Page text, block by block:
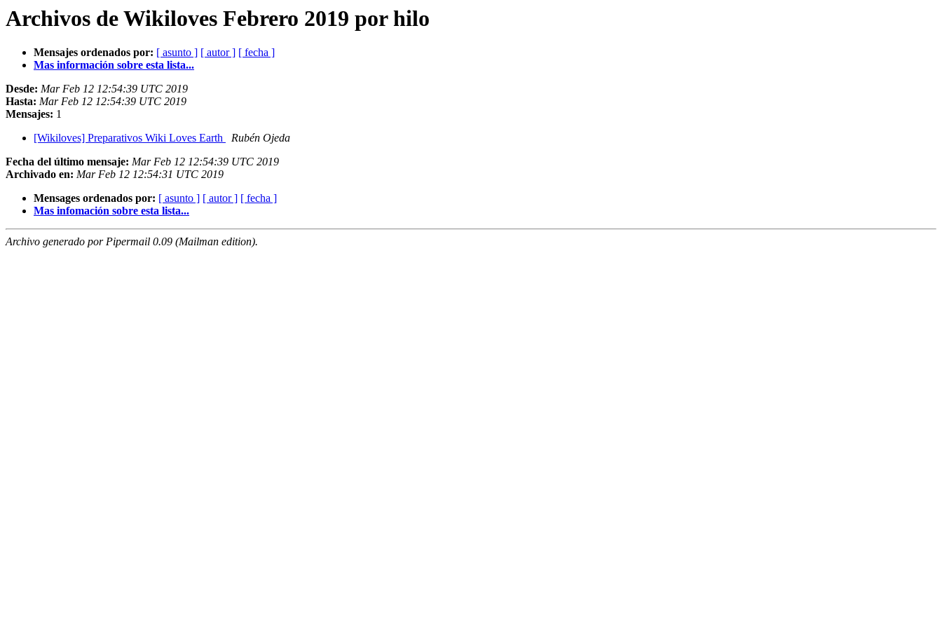
Archivos de Wikiloves Febrero 2019 por hilo
Mensajes ordenados por: [ asunto ] [ autor ] [ fecha ]
Mas información sobre esta lista...
Desde: Mar Feb 12 12:54:39 UTC 2019
Hasta: Mar Feb 12 12:54:39 UTC 2019
Mensajes: 1
[Wikiloves] Preparativos Wiki Loves Earth
Rubén Ojeda
Fecha del último mensaje: Mar Feb 12 12:54:39 UTC 2019
Archivado en: Mar Feb 12 12:54:31 UTC 2019
Mensages ordenados por: [ asunto ] [ autor ] [ fecha ]
Mas infomación sobre esta lista...
Archivo generado por Pipermail 0.09 (Mailman edition).